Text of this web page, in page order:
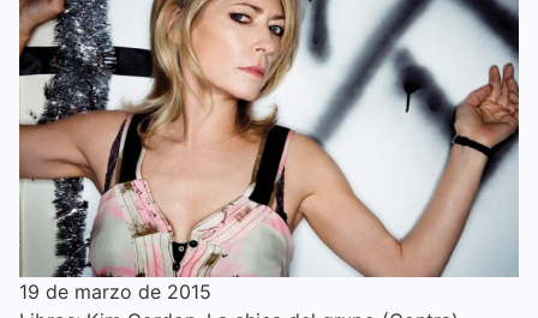
19 de marzo de 2015